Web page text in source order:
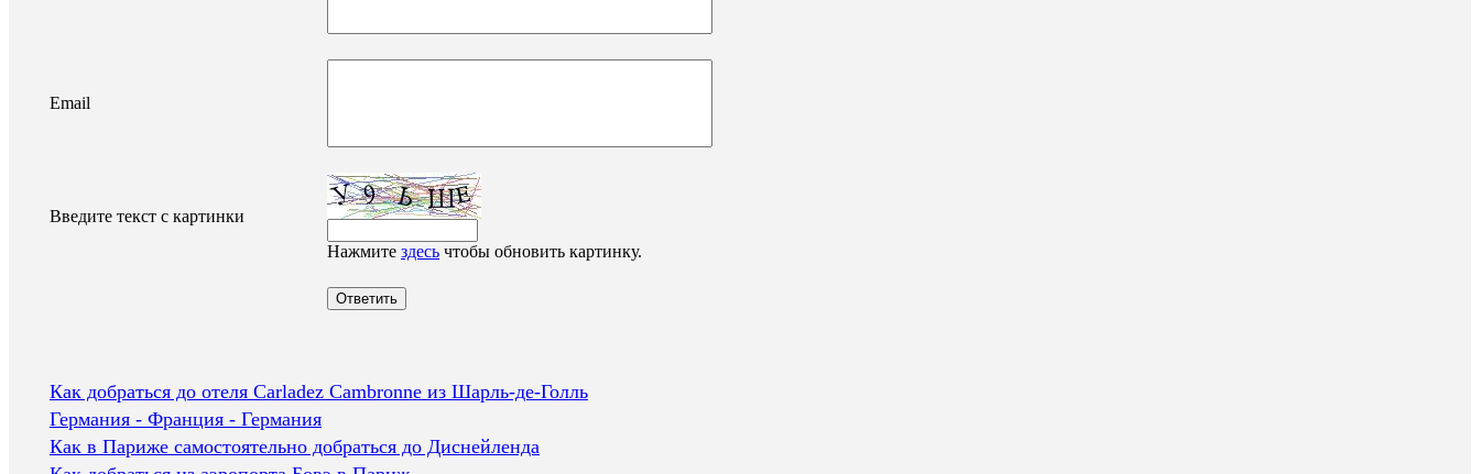
Email
Введите текст с картинки
Нажмите здесь чтобы обновить картинку.
Как добраться до отеля Carladez Cambronne из Шарль-де-Голль
Германия - Франция - Германия
Как в Париже самостоятельно добраться до Диснейленда